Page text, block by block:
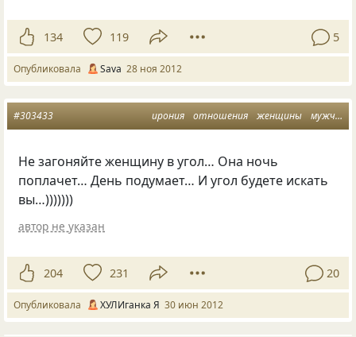
134 119 5
Опубликовала Sаva 28 ноя 2012
ирония отношения женщины мужчины
#303433
Не загоняйте женщину в угол… Она ночь
поплачет… День подумает… И угол будете искать
вы…)))))))
автор не указан
204 231 20
Опубликовала ХУЛИганка Я 30 июн 2012